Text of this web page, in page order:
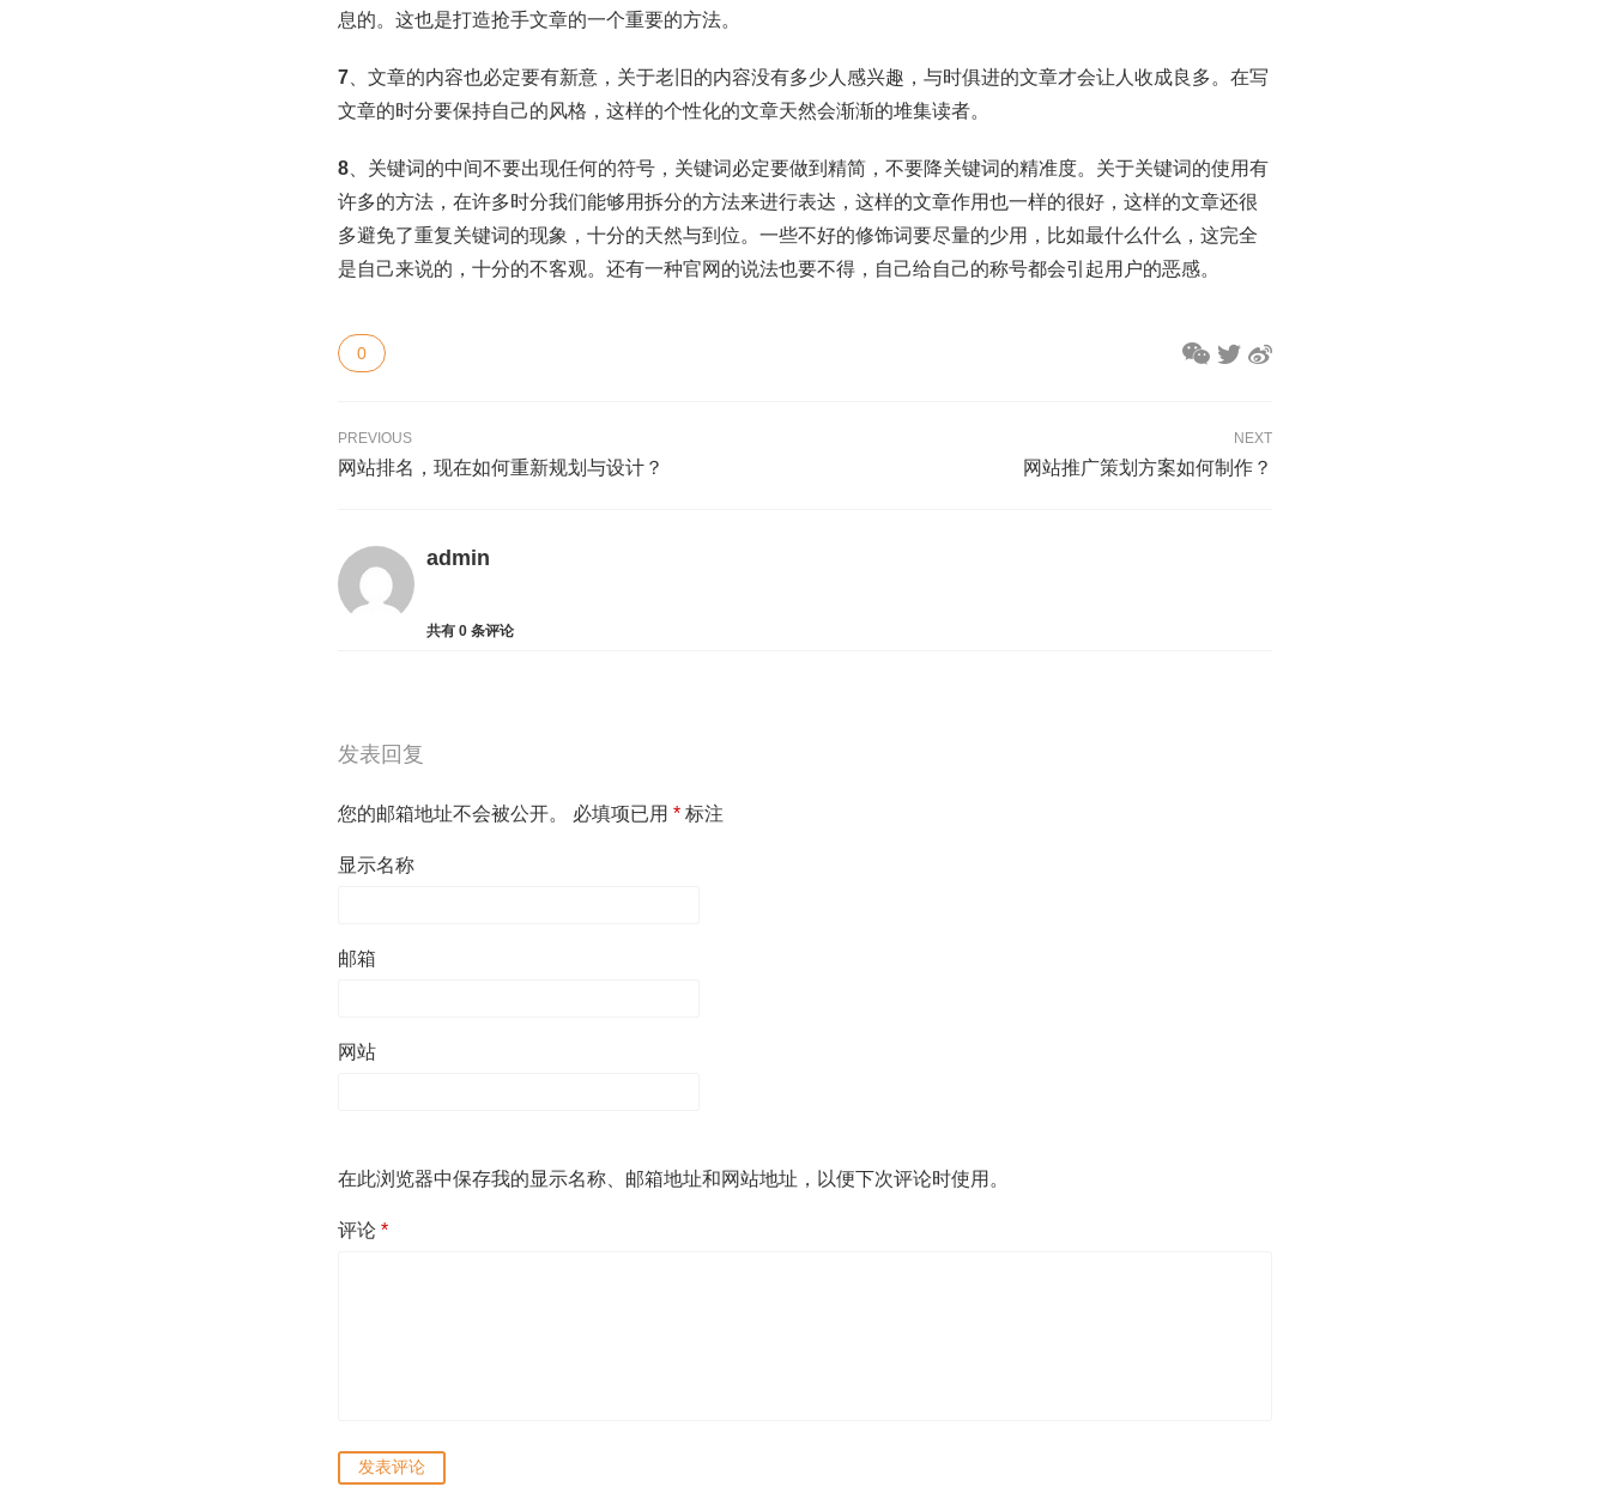
息的。这也是打造抢手文章的一个重要的方法。
7 、文章的内容也必定要有新意，关于老旧的内容没有多少人感兴趣，与时俱进的文章才会让人收成良多。在写
文章的时分要保持自己的风格，这样的个性化的文章天然会渐渐的堆集读者。
8 、关键词的中间不要出现任何的符号，关键词必定要做到精简，不要降关键词的精准度。关于关键词的使用有
许多的方法，在许多时分我们能够用拆分的方法来进行表达，这样的文章作用也一样的很好，这样的文章还很
多避免了重复关键词的现象，十分的天然与到位。一些不好的修饰词要尽量的少用，比如最什么什么，这完全
是自己来说的，十分的不客观。还有一种官网的说法也要不得，自己给自己的称号都会引起用户的恶感。
0
PREVIOUS
网站排名，现在如何重新规划与设计？
NEXT
网站推广策划方案如何制作？
admin
共有 0 条评论
发表回复
您的邮箱地址不会被公开。 必填项已用 * 标注
显示名称
邮箱
网站
在此浏览器中保存我的显示名称、邮箱地址和网站地址，以便下次评论时使用。
评论 *